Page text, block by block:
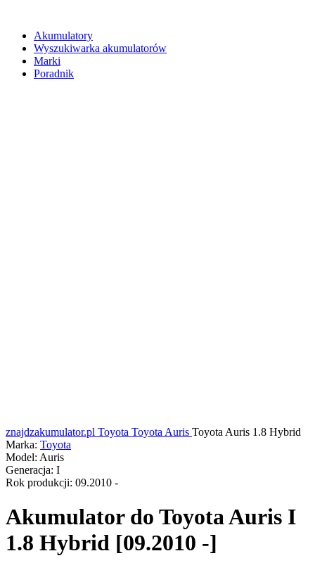
Akumulatory
Wyszukiwarka akumulatorów
Marki
Poradnik
znajdzakumulator.pl Toyota Toyota Auris Toyota Auris 1.8 Hybrid
Marka: Toyota
Model: Auris
Generacja: I
Rok produkcji: 09.2010 -
Akumulator do Toyota Auris I
1.8 Hybrid [09.2010 -]